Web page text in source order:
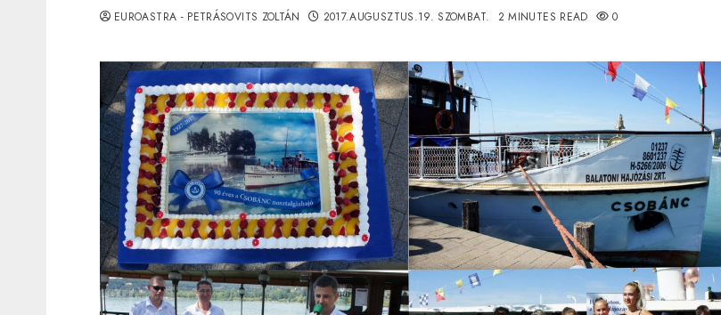
EUROASTRA - PETRÁSOVITS ZOLTÁN 2017.AUGUSZTUS.19. SZOMBAT. 2 MINUTES READ 0